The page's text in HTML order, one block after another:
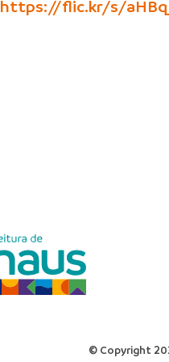
https://flic.kr/s/
© Copyright